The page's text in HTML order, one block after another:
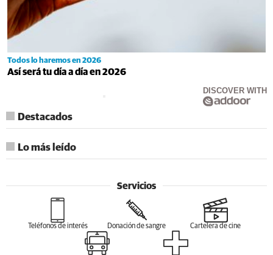
Todos lo haremos en 2026
Así será tu día a día en 2026
DISCOVER WITH
Destacados
Lo más leído
Servicios
Teléfonos de interés Donación de sangre Cartelera de cine